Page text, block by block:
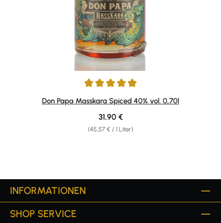
Durchschnittliche Bewertung von 4.89 von 5 Sternen
Don Papa Masskara Spiced 40% vol. 0,70l
(45,57 € / 1 Liter)
Regulärer Preis:
31,90 €
INFORMATIONEN
SHOP SERVICE